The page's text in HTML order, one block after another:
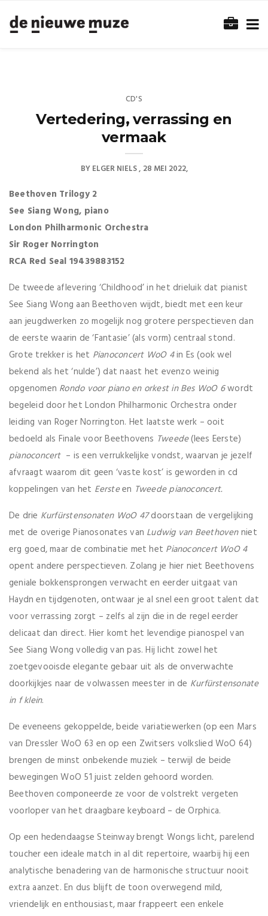
CD'S
Vertedering, verrassing en
vermaak
BYELGER NIELS 28 MEI 2022
Beethoven Trilogy 2
See Siang Wong, piano
London Philharmonic Orchestra
Sir Roger Norrington
RCA Red Seal 19439883152
De tweede aflevering ‘Childhood’ in het drieluik dat pianist
See Siang Wong aan Beethoven wijdt, biedt met een keur
aan jeugdwerken zo mogelijk nog grotere perspectieven dan
de eerste waarin de ‘Fantasie’ (als vorm) centraal stond.
Grote trekker is het Pianoconcert WoO 4in Es (ook wel
bekend als het ‘nulde’) dat naast het evenzo weinig
opgenomen Rondo voor piano en orkest in Bes WoO 6wordt
begeleid door het London Philharmonic Orchestra onder
leiding van Roger Norrington. Het laatste werk – ooit
bedoeld als Finale voor Beethovens Tweede(lees Eerste)
pianoconcert– is een verrukkelijke vondst, waarvan je jezelf
afvraagt waarom dit geen ‘vaste kost’ is geworden in cd
koppelingen van het Eersteen Tweede pianoconcert.
De drie Kurfürstensonaten WoO 47doorstaan de vergelijking
met de overige Pianosonates van Ludwig van Beethovenniet
erg goed, maar de combinatie met het Pianoconcert WoO 4
opent andere perspectieven. Zolang je hier niet Beethovens
geniale bokkensprongen verwacht en eerder uitgaat van
Haydn en tijdgenoten, ontwaar je al snel een groot talent dat
voor verrassing zorgt – zelfs al zijn die in de regel eerder
delicaat dan direct. Hier komt het levendige pianospel van
See Siang Wong volledig van pas. Hij licht zowel het
zoetgevooisde elegante gebaar uit als de onverwachte
doorkijkjes naar de volwassen meester in de Kurfürstensonate
in f klein.
De eveneens gekoppelde, beide variatiewerken (op een Mars
van Dressler WoO 63 en op een Zwitsers volkslied WoO 64)
brengen de minst onbekende muziek – terwijl de beide
bewegingen WoO 51 juist zelden gehoord worden.
Beethoven componeerde ze voor de volstrekt vergeten
voorloper van het draagbare keyboard – de Orphica.
Op een hedendaagse Steinway brengt Wongs licht, parelend
toucher een ideale match in al dit repertoire, waarbij hij een
analytische benadering van de harmonische structuur nooit
extra aanzet. En dus blijft de toon overwegend mild,
vriendelijk en enthousiast, maar frappeert een enkele